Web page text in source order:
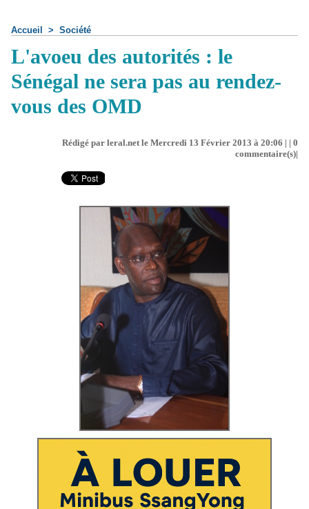
Accueil > Société
L'avoeu des autorités : le
Sénégal ne sera pas au rendez-
vous des OMD
Rédigé par leral.net le Mercredi 13 Février 2013 à 20:06 | | 0
commentaire(s)|